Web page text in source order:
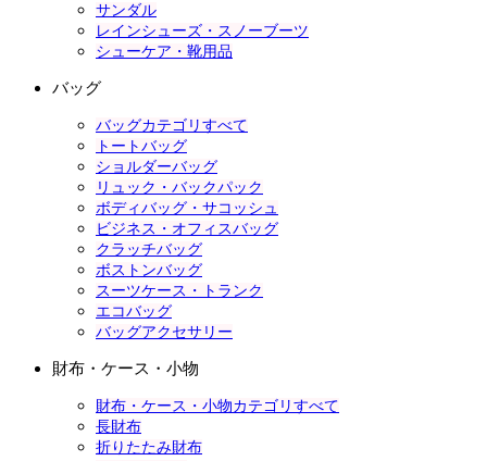
サンダル
レインシューズ・スノーブーツ
シューケア・靴用品
バッグ
バッグカテゴリすべて
トートバッグ
ショルダーバッグ
リュック・バックパック
ボディバッグ・サコッシュ
ビジネス・オフィスバッグ
クラッチバッグ
ボストンバッグ
スーツケース・トランク
エコバッグ
バッグアクセサリー
財布・ケース・小物
財布・ケース・小物カテゴリすべて
長財布
折りたたみ財布